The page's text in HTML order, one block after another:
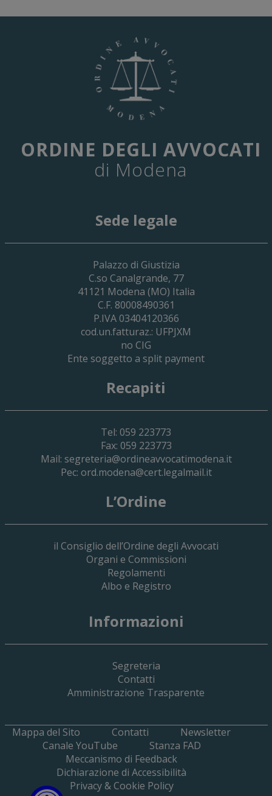
29 Giugno 2026
Cassa Forense – Elezioni Dei Delegati
2030
19 Giugno 2026
ORDINE DEGLI AVVOCATI
di Modena
Sede legale
Palazzo di Giustizia
C.so Canalgrande, 77
41121 Modena (MO) Italia
C.F. 80008490361
P.IVA 03404120366
cod.un.fatturaz.: UFPJXM
no CIG
Ente soggetto a split payment
Recapiti
Tel: 059 223773
Fax: 059 223773
Mail: segreteria@ordineavvocatimodena.it
Pec: ord.modena@cert.legalmail.it
L’Ordine
il Consiglio dell’Ordine degli Avvocati
Organi e Commissioni
Regolamenti
Albo e Registro
Informazioni
Segreteria
Contatti
Amministrazione Trasparente
Mappa del Sito Contatti
Newsletter
Canale YouTube
Stanza FAD
Meccanismo di Feedback
Dichiarazione di Accessibilità
Privacy & Cookie Policy